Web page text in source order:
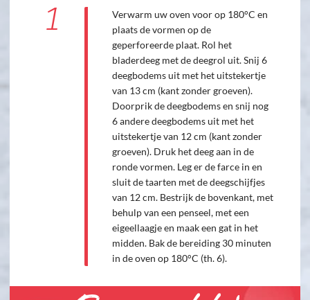
1
Verwarm uw oven voor op 180°C en
plaats de vormen op de
geperforeerde plaat. Rol het
bladerdeeg met de deegrol uit. Snij 6
deegbodems uit met het uitstekertje
van 13 cm (kant zonder groeven).
Doorprik de deegbodems en snij nog
6 andere deegbodems uit met het
uitstekertje van 12 cm (kant zonder
groeven). Druk het deeg aan in de
ronde vormen. Leg er de farce in en
sluit de taarten met de deegschijfjes
van 12 cm. Bestrijk de bovenkant, met
behulp van een penseel, met een
eigeellaagje en maak een gat in het
midden. Bak de bereiding 30 minuten
in de oven op 180°C (th. 6).